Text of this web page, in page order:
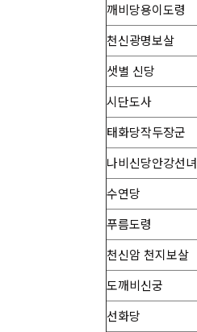
깨비당용이도령
천신광명보살
샛별 신당
시단도사
태화당작두장군
나비신당안강선녀
수연당
푸름도령
천신암 천지보살
도깨비신궁
선화당